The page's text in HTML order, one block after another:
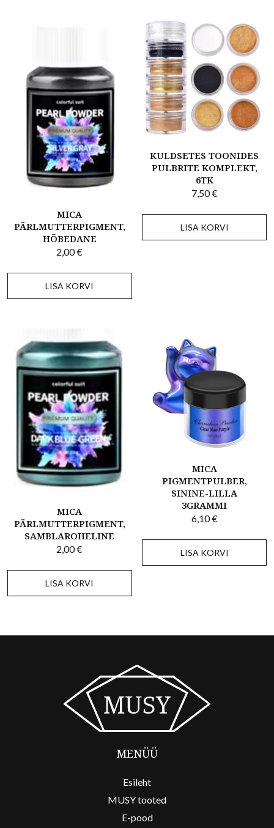
MICA
PÄRLMUTTERPIGMENT,
HÕBEDANE
2,00€
LISA KORVI
KULDSETES TOONIDES
PULBRITE KOMPLEKT,
6TK
7,50€
LISA KORVI
MICA
PÄRLMUTTERPIGMENT,
SAMBLAROHELINE
2,00€
LISA KORVI
MICA
PIGMENTPULBER,
SININE-LILLA
3GRAMMI
6,10€
LISA KORVI
MENÜÜ
Esileht
MUSY tooted
E-pood